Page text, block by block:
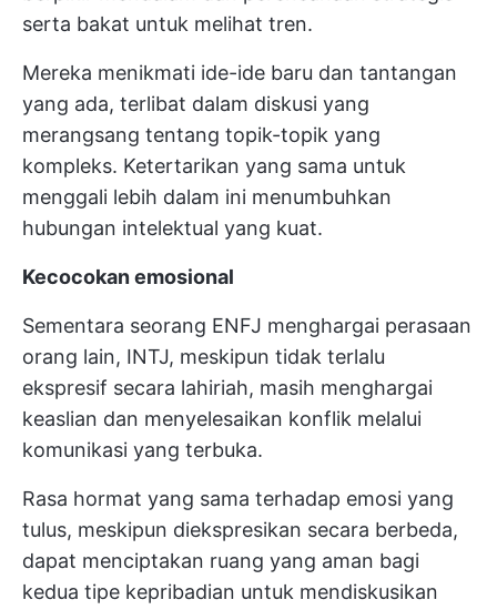
serta bakat untuk melihat tren.
Mereka menikmati ide-ide baru dan tantangan
yang ada, terlibat dalam diskusi yang
merangsang tentang topik-topik yang
kompleks. Ketertarikan yang sama untuk
menggali lebih dalam ini menumbuhkan
hubungan intelektual yang kuat.
Kecocokan emosional
Sementara seorang ENFJ menghargai perasaan
orang lain, INTJ, meskipun tidak terlalu
ekspresif secara lahiriah, masih menghargai
keaslian dan menyelesaikan konflik melalui
komunikasi yang terbuka.
Rasa hormat yang sama terhadap emosi yang
tulus, meskipun diekspresikan secara berbeda,
dapat menciptakan ruang yang aman bagi
kedua tipe kepribadian untuk mendiskusikan